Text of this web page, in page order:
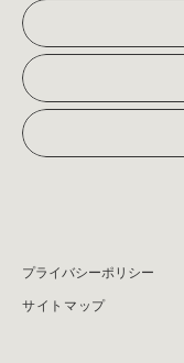
プライバシーポリシー
サイトマップ